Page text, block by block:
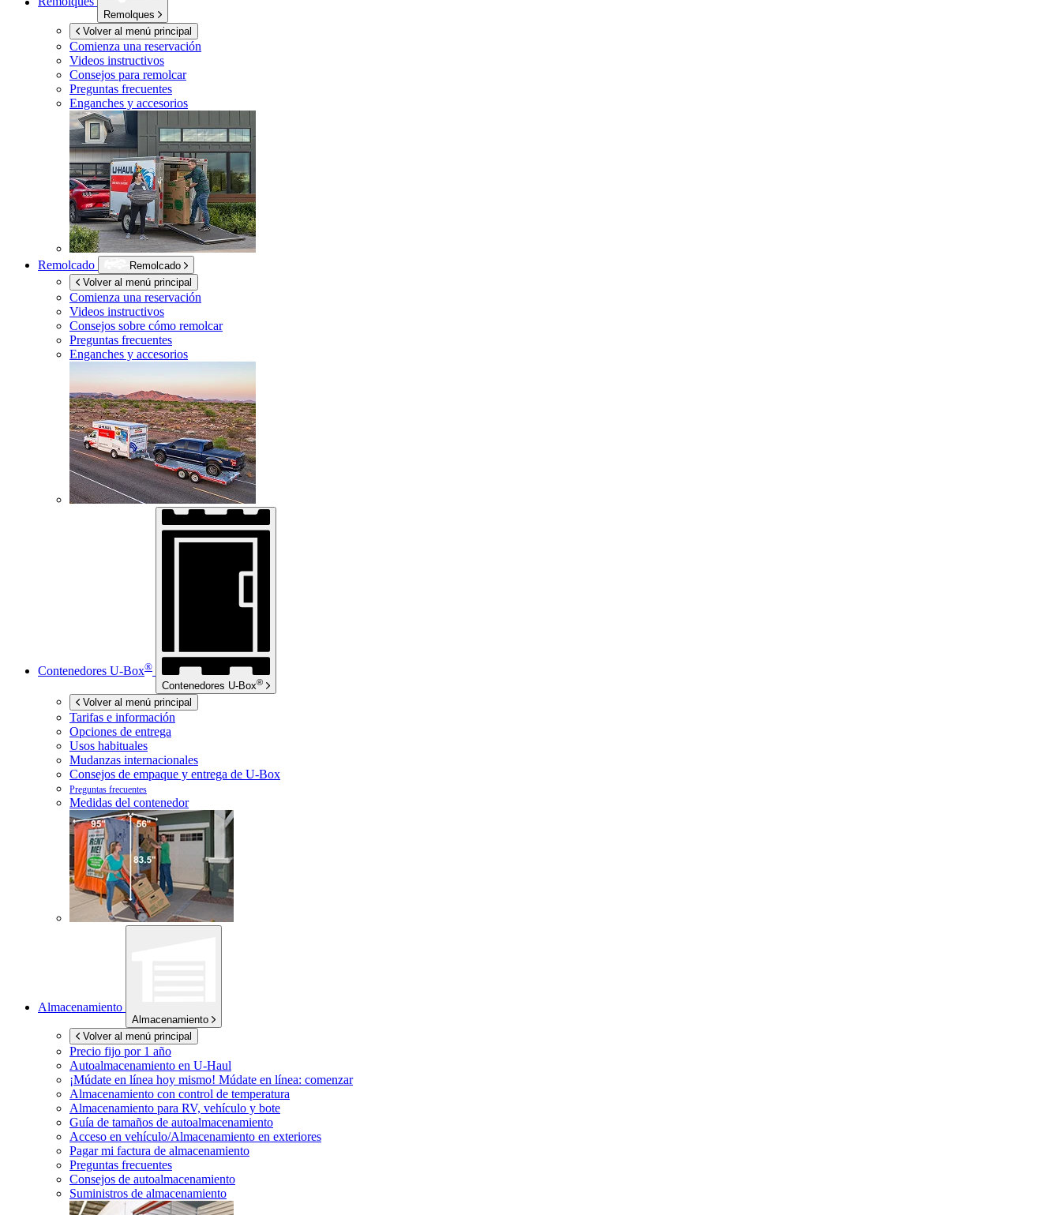
Remolques
Volver al menú principal
Comienza una reservación
Videos instructivos
Consejos para remolcar
Preguntas frecuentes
Enganches y accesorios
Remolcado
Remolcado
Volver al menú principal
Comienza una reservación
Videos instructivos
Consejos sobre cómo remolcar
Preguntas frecuentes
Enganches y accesorios
Contenedores U-Box®
Contenedores U-Box®
Volver al menú principal
Tarifas e información
Opciones de entrega
Usos habituales
Mudanzas internacionales
Consejos de empaque y entrega de U-Box
Preguntas frecuentes
Medidas del contenedor
Almacenamiento
Almacenamiento
Volver al menú principal
Precio fijo por 1 año
Autoalmacenamiento en U-Haul
¡Múdate en línea hoy mismo! Múdate en línea: comenzar
Almacenamiento con control de temperatura
Almacenamiento para RV, vehículo y bote
Guía de tamaños de autoalmacenamiento
Acceso en vehículo/Almacenamiento en exteriores
Pagar mi factura de almacenamiento
Preguntas frecuentes
Consejos de autoalmacenamiento
Suministros de almacenamiento